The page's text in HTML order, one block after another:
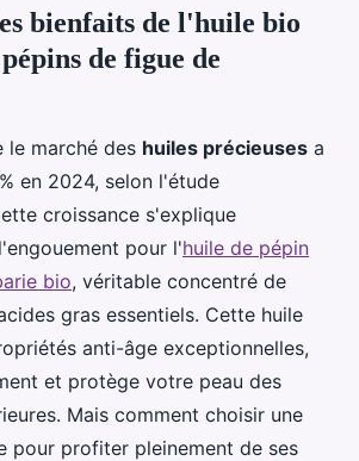
bienfaits de l'huile bio
de figue de
le marché des huiles précieuses a
en 2024, selon l'étude
croissance s'explique
pour l'huile de pépin
bio, véritable concentré de
gras essentiels. Cette huile
anti-âge exceptionnelles,
et protège votre peau des
Mais comment choisir une
pour profiter pleinement de ses